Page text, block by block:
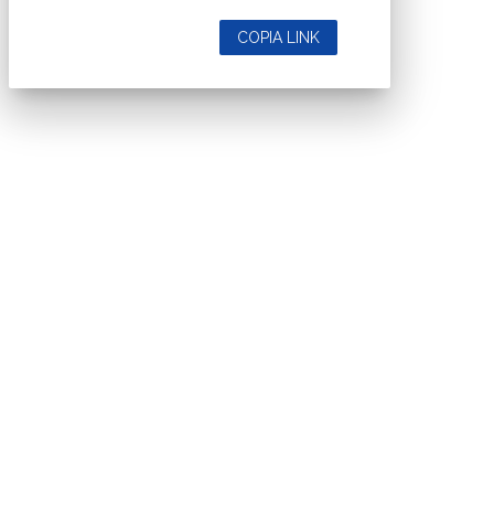
COPIA LINK